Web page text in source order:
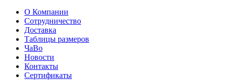
О Компании
Сотрудничество
Доставка
Таблицы размеров
ЧаВо
Новости
Контакты
Сертификаты